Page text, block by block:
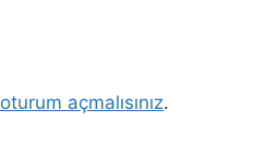
oturum açmalısınız.